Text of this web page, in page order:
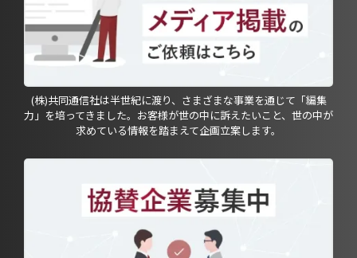
(株)共同通信社は半世紀に渡り、さまざまな事業を通じて「編集
力」を培ってきました。お客様が世の中に訴えたいこと、世の中が
求めている情報を踏まえて企画立案します。